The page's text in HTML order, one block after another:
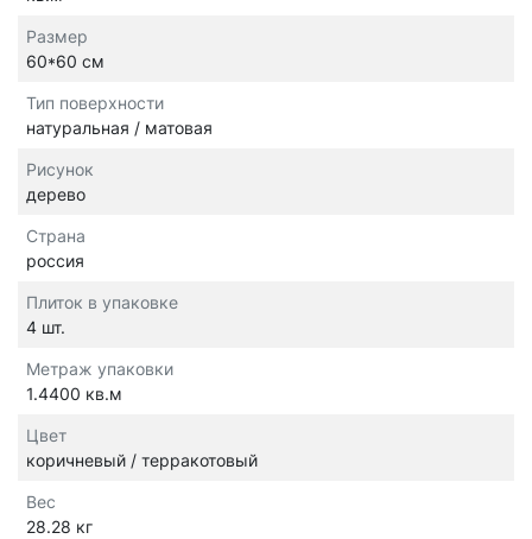
Размер
60*60 см
Тип поверхности
натуральная / матовая
Рисунок
дерево
Страна
россия
Плиток в упаковке
4 шт.
Метраж упаковки
1.4400 кв.м
Цвет
коричневый / терракотовый
Вес
28.28 кг